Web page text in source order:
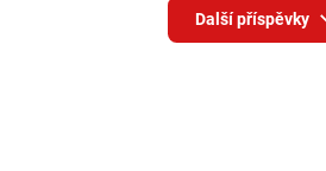
Další příspěvky